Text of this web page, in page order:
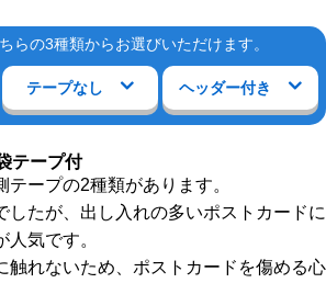
らの3種類からお選びいただけます。
テープなし ヘッダー付き
テープ付
ープの2種類があります。
したが、出し入れの多いポストカードに
気です。
触れないため、ポストカードを傷める心